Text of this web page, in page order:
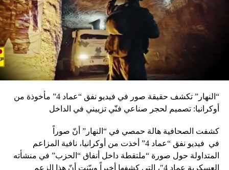
“النهار” تكشف حقيقة صور في فيديو نفق “عماد 4” مأخوذة من
أوكرانيا: تصميم لحجر صناعي فنّي تزييني في الداخل
كشفت الصحافية هالة حمصي في “النهار” أنّ صوراً
في فيديو
نفق “عماد 4” أخذت من أوكرانيا، نافية المزاعم
المتداولة حول صورة “ملتقطة داخل أنفاق “الحزب” في منشأته
العسكرية عماد 4″، التي كشفها أخيراً وبيّنت أنّ هذا الزعم